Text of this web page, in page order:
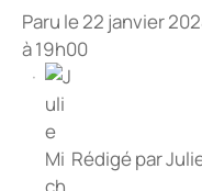
Paru le 22 janvier
à 19h00
·
Rédigé par